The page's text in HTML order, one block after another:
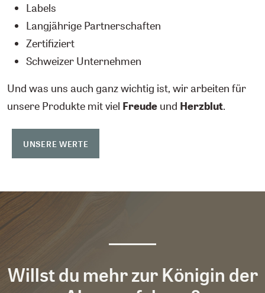
Labels
Langjährige Partnerschaften
Zertifiziert
Schweizer Unternehmen
Und was uns auch ganz wichtig ist, wir arbeiten für
unsere Produkte mit viel Freude und Herzblut.
UNSERE WERTE
Willst du mehr zur Königin der